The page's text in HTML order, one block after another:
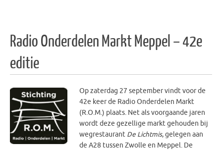
Radio Onderdelen Markt Meppel – 42e
editie
Op zaterdag 27 september vindt voor de
42e keer de Radio Onderdelen Markt
(R.O.M.) plaats. Net als voorgaande jaren
wordt deze gezellige markt gehouden bij
wegrestaurant De Lichtmis, gelegen aan
de A28 tussen Zwolle en Meppel. De